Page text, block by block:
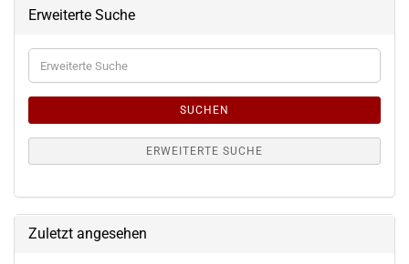
Erweiterte Suche
Erweiterte
Suche
SUCHEN
ERWEITERTE SUCHE
Zuletzt angesehen